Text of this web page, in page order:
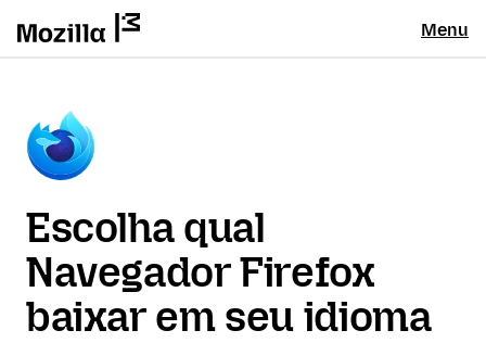
Menu
Escolha qual
Navegador Firefox
baixar em seu idioma